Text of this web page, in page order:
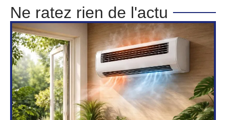
Ne ratez rien de l'actu